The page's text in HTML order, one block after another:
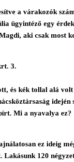
a várakozók
ügyintéző egy
aki csak
3.
és kék tollal alá volt
Mi a nyavalya ez?
ez ideig
120